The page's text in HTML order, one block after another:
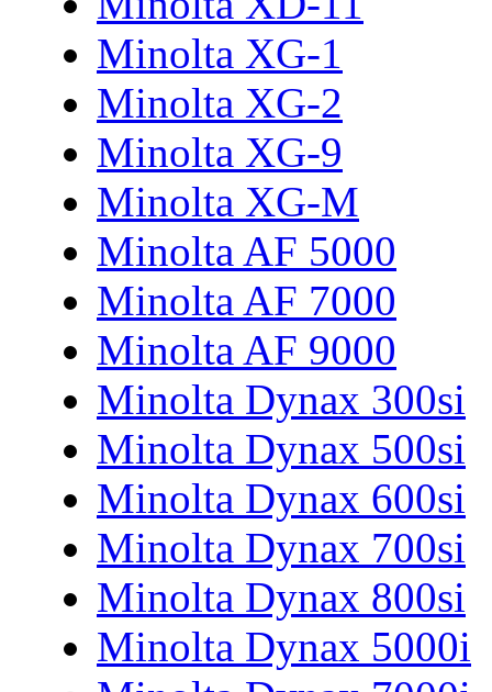
Minolta XG-1
Minolta XG-2
Minolta XG-9
Minolta XG-M
Minolta AF 5000
Minolta AF 7000
Minolta AF 9000
Minolta Dynax 300si
Minolta Dynax 500si
Minolta Dynax 600si
Minolta Dynax 700si
Minolta Dynax 800si
Minolta Dynax 5000i